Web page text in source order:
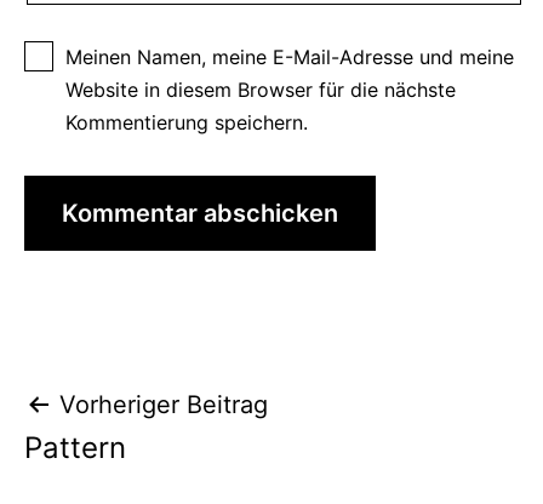
Meinen Namen, meine E-Mail-Adresse und meine
Website in diesem Browser für die nächste
Kommentierung speichern.
Beitrags-
Navigation
Vorheriger Beitrag
Pattern